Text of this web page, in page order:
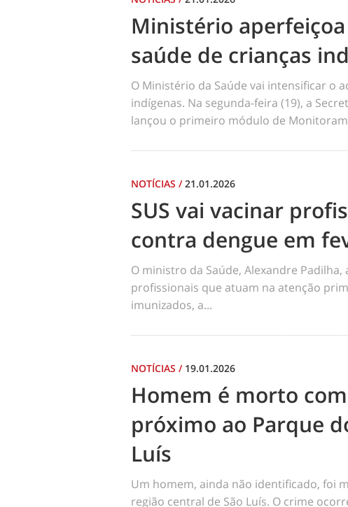
Ministério
saúde de crianças
O Ministério da Saúde vai intensificar o
indígenas. Na segunda-feira (19), a
lançou o primeiro módulo de
NOTÍCIAS /21.01.2026
SUS vai vacinar
contra dengue em
O ministro da Saúde, Alexandre
profissionais que atuam na atenção
imunizados, a...
NOTÍCIAS / 19.01.2026
Homem é morto
próximo ao Parque
Luís
Um homem, ainda não identificado, foi
região central de São Luís. O crime